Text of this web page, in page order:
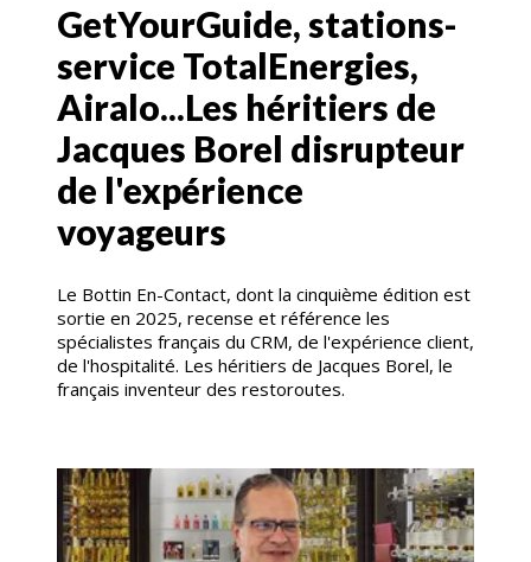
GetYourGuide, stations-
service TotalEnergies,
Airalo...Les héritiers de
Jacques Borel disrupteur
de l'expérience
voyageurs
Le Bottin En-Contact, dont la cinquième édition est
sortie en 2025, recense et référence les
spécialistes français du CRM, de l'expérience client,
de l'hospitalité. Les héritiers de Jacques Borel, le
français inventeur des restoroutes.